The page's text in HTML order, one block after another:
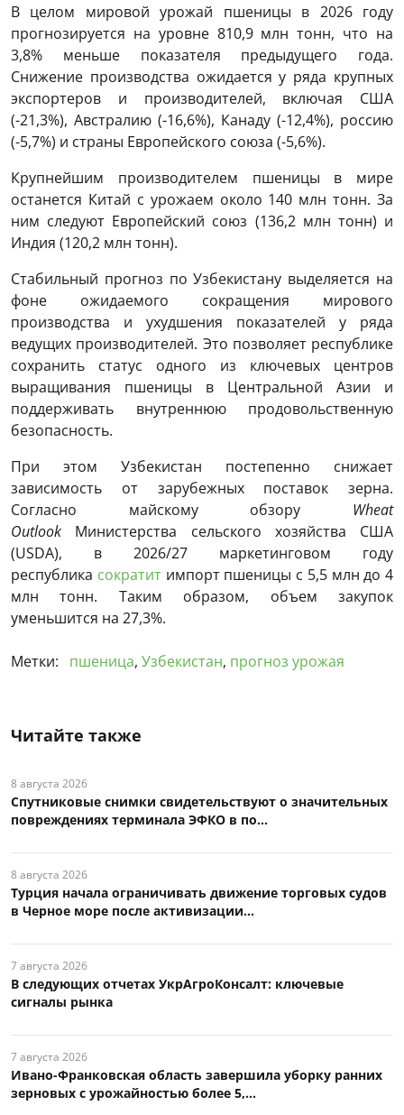
В целом мировой урожай пшеницы в 2026 году
прогнозируется на уровне 810,9 млн тонн, что на
3,8% меньше показателя предыдущего года.
Снижение производства ожидается у ряда крупных
экспортеров и производителей, включая США
(-21,3%), Австралию (-16,6%), Канаду (-12,4%), россию
(-5,7%) и страны Европейского союза (-5,6%).
Крупнейшим производителем пшеницы в мире
останется Китай с урожаем около 140 млн тонн. За
ним следуют Европейский союз (136,2 млн тонн) и
Индия (120,2 млн тонн).
Стабильный прогноз по Узбекистану выделяется на
фоне ожидаемого сокращения мирового
производства и ухудшения показателей у ряда
ведущих производителей. Это позволяет республике
сохранить статус одного из ключевых центров
выращивания пшеницы в Центральной Азии и
поддерживать внутреннюю продовольственную
безопасность.
При этом Узбекистан постепенно снижает
зависимость от зарубежных поставок зерна.
Согласно майскому обзору Wheat
Outlook Министерства сельского хозяйства США
(USDA), в 2026/27 маркетинговом году
республика сократитимпорт пшеницы с 5,5 млн до 4
млн тонн. Таким образом, объем закупок
уменьшится на 27,3%.
Метки: пшеница, Узбекистан, прогноз урожая
Читайте также
8 августа 2026
Спутниковые снимки свидетельствуют о значительных
повреждениях терминала ЭФКО в по...
8 августа 2026
Турция начала ограничивать движение торговых судов
в Черное море после активизации...
7 августа 2026
В следующих отчетах УкрАгроКонсалт: ключевые
сигналы рынка
7 августа 2026
Ивано-Франковская область завершила уборку ранних
зерновых с урожайностью более 5,...